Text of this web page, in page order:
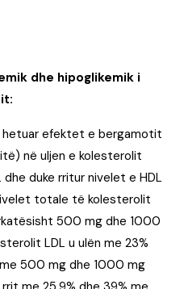
dhe hipoglikemik i
efektet e bergamotit
në uljen e kolesterolit
duke rritur nivelet e HDL
totale të kolesterolit
500 mg dhe 1000
LDL u ulën me 23%
500 mg dhe 1000 mg